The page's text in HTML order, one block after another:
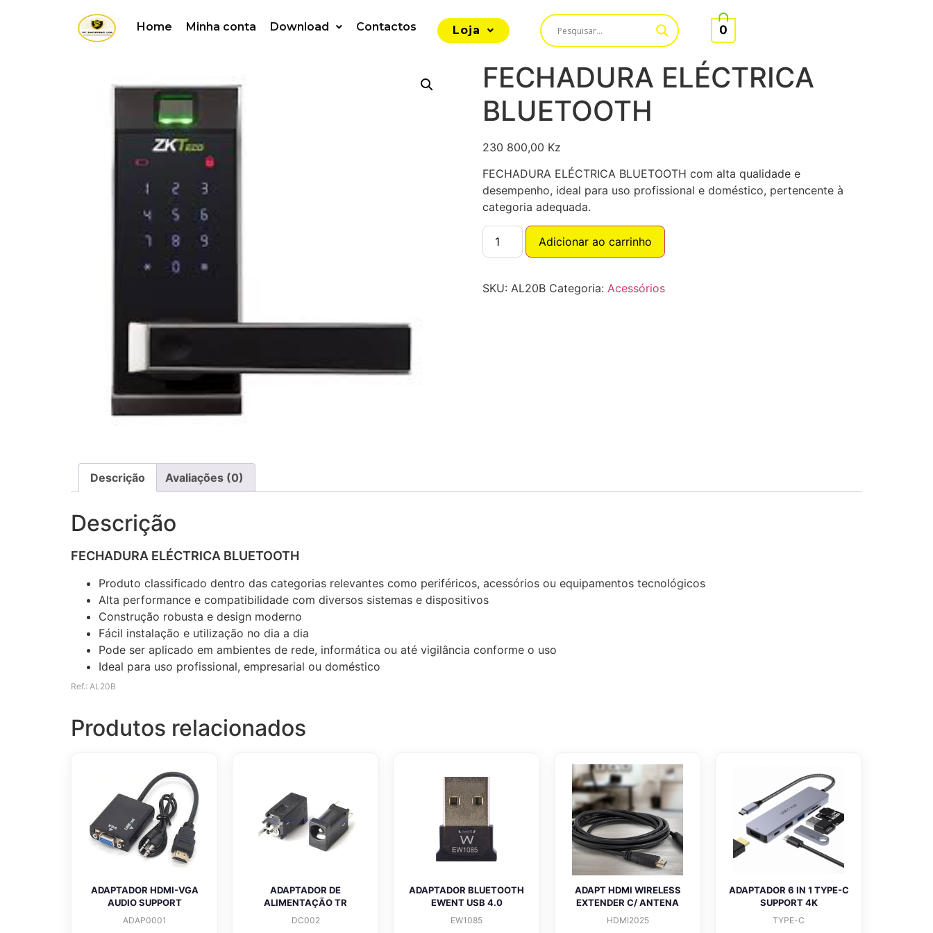
Home Minha conta Download Contactos Loja 0
FECHADURA ELÉCTRICA
BLUETOOTH
230 800,00 Kz
FECHADURA ELÉCTRICA BLUETOOTH com alta qualidade e
desempenho, ideal para uso profissional e doméstico, pertencente à
categoria adequada.
Adicionar ao carrinho
SKU: AL20B Categoria: Acessórios
Descrição Avaliações (0)
Descrição
FECHADURA ELÉCTRICA BLUETOOTH
Produto classificado dentro das categorias relevantes como periféricos, acessórios ou equipamentos tecnológicos
Alta performance e compatibilidade com diversos sistemas e dispositivos
Construção robusta e design moderno
Fácil instalação e utilização no dia a dia
Pode ser aplicado em ambientes de rede, informática ou até vigilância conforme o uso
Ideal para uso profissional, empresarial ou doméstico
Ref.: AL20B
Produtos relacionados
ADAPTADOR HDMI-VGA
AUDIO SUPPORT
ADAP0001
ADAPTADOR DE
ALIMENTAÇÃO TR
DC002
ADAPTADOR BLUETOOTH
EWENT USB 4.0
EW1085
ADAPT HDMI WIRELESS
EXTENDER C/ ANTENA
HDMI2025
ADAPTADOR 6 IN 1 TYPE-C
SUPPORT 4K
TYPE-C